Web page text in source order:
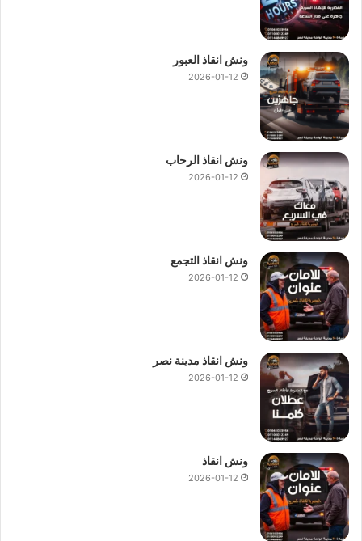
ونش انقاذ العبور
2026-01-12
ونش انقاذ الرحاب
2026-01-12
ونش انقاذ التجمع
2026-01-12
ونش انقاذ مدينة نصر
2026-01-12
ونش انقاذ
2026-01-12